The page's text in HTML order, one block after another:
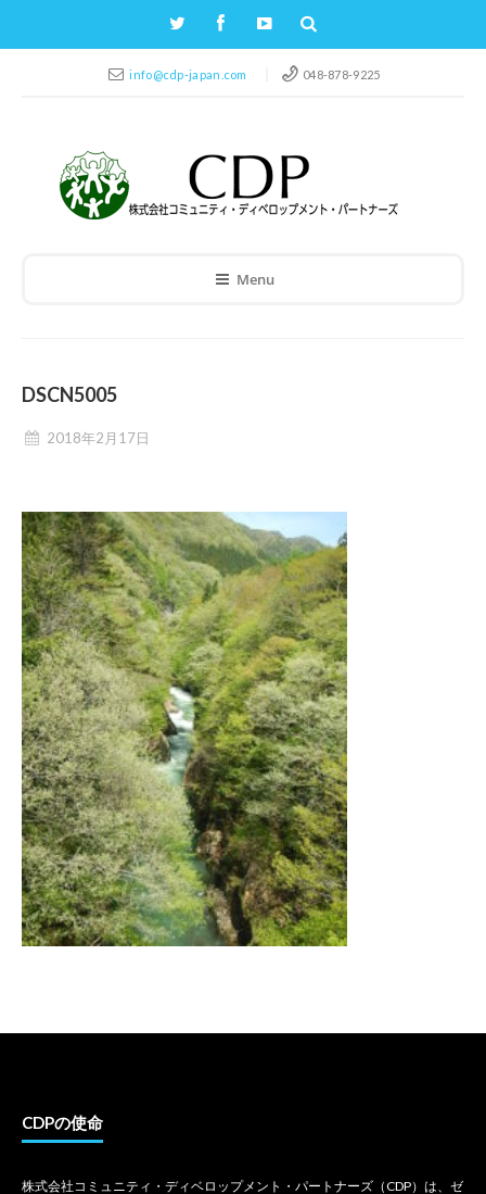
info@cdp-japan.com 048-878-9225
Menu
DSCN5005
2018年2月17日
CDPの使命
株式会社コミュニティ・ディベロップメント・パートナーズ（CDP）は、ゼ